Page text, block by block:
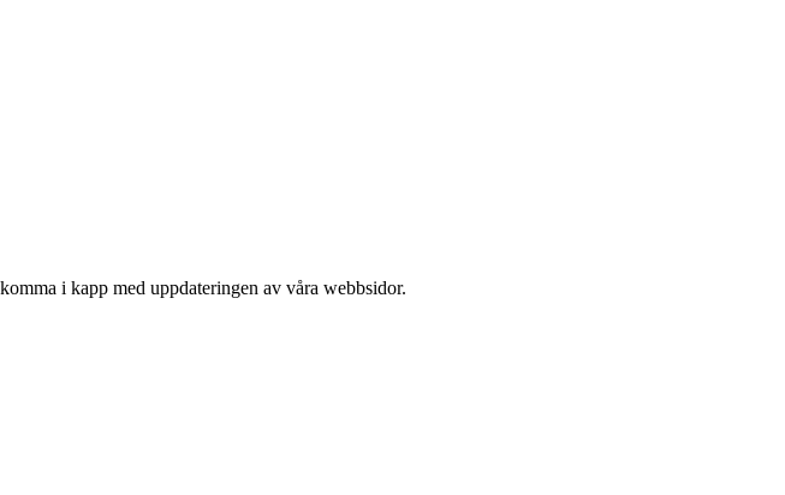
i kapp med uppdateringen av våra webbsidor.